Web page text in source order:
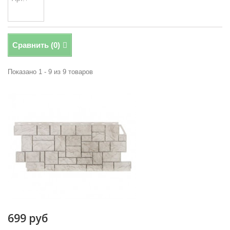
Сравнить (0)
Показано 1 - 9 из 9 товаров
699 руб